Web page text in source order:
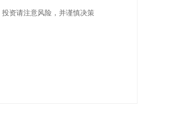
资请注意风险，并谨慎决策